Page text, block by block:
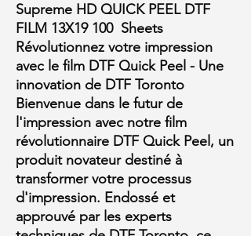
Supreme HD QUICK PEEL DTF
FILM 13X19 100 Sheets
Révolutionnez votre impression
avec le film DTF Quick Peel - Une
innovation de DTF Toronto
Bienvenue dans le futur de
l'impression avec notre film
révolutionnaire DTF Quick Peel, un
produit novateur destiné à
transformer votre processus
d'impression. Endossé et
approuvé par les experts